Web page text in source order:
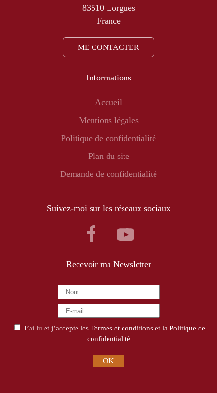
83510 Lorgues
France
ME CONTACTER
Informations
Accueil
Mentions légales
Politique de confidentialité
Plan du site
Demande de confidentialité
Suivez-moi sur les réseaux sociaux
Recevoir ma Newsletter
J’ai lu et j’accepte les Termes et conditions et la Politique de
confidentialité
OK